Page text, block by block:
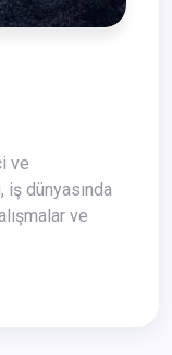
iş dünyasında
ve